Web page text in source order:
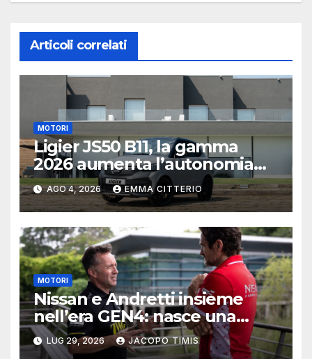
Articoli correlati
MOTORI
Ligier JS50 B11, la gamma
2026 aumenta l’autonomia
elettrica
AGO 4, 2026 EMMA CITTERIO
MOTORI
Nissan e Andretti insieme
nell’era GEN4: nasce una
delle alleanze più ambiziose
della Formula E
LUG 29, 2026 JACOPO TIMIS